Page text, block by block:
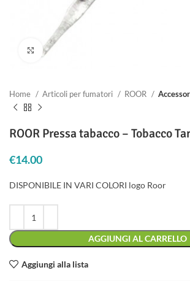
Clicca per ingrandire
Home Articoli per fumatori ROOR
ROOR Pressa tabacco – Tobacco
€14.00
DISPONIBILE IN VARI COLORI logo Roor
AGGIUNGI AL CARRELLO
Aggiungi alla lista